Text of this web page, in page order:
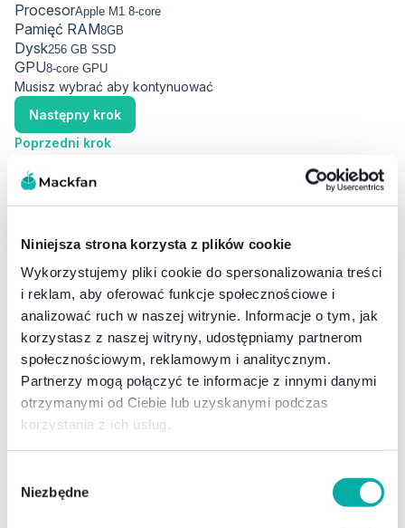
Niniejsza strona korzysta z plików cookie
Wykorzystujemy pliki cookie do spersonalizowania treści
i reklam, aby oferować funkcje społecznościowe i
analizować ruch w naszej witrynie. Informacje o tym, jak
korzystasz z naszej witryny, udostępniamy partnerom
społecznościowym, reklamowym i analitycznym.
Partnerzy mogą połączyć te informacje z innymi danymi
otrzymanymi od Ciebie lub uzyskanymi podczas
korzystania z ich usług.
zgody
Niezbędne
Procesor
Pamięć RAM
Dysk
GPU
Musisz wybrać aby kontynuować
Następny krok
Poprzedni krok
Mac Pro
Model urządzenia
Następny krok
Poprzedni krok
Konfiguracja
Procesor
RAM
Dysk
GPU